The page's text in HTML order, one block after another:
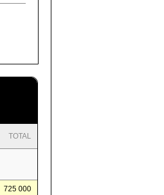
TOTAL
725 000